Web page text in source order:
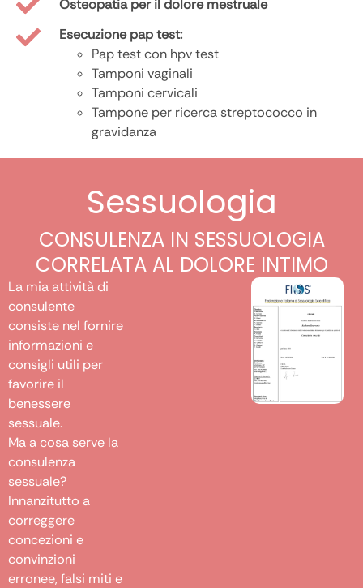
Osteopatia per il dolore mestruale
Esecuzione pap test:
Pap test con hpv test
Tamponi vaginali
Tamponi cervicali
Tampone per ricerca streptococco in
gravidanza
Sessuologia
CONSULENZA IN SESSUOLOGIA
CORRELATA AL DOLORE INTIMO
La mia attività di
consulente
consiste nel fornire
informazioni e
consigli utili per
favorire il
benessere
sessuale.
Ma a cosa serve la
consulenza
sessuale?
Innanzitutto a
correggere
concezioni e
convinzioni
erronee, falsi miti e